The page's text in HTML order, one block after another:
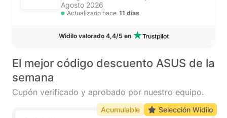
Agosto 2026
Actualizado hace 11 días
Widilo valorado 4,4/5 en
El mejor código descuento ASUS de la
semana
Cupón verificado y aprobado por nuestro equipo.
Acumulable Selección Widilo